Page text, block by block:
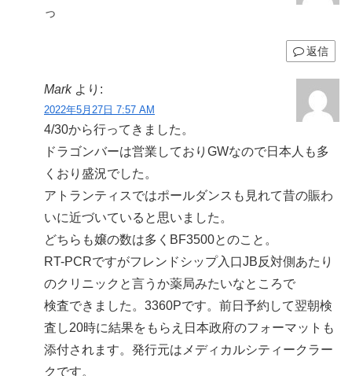
っ
返信
Mark より:
2022年5月27日 7:57 AM
4/30から行ってきました。
ドラゴンバーは営業しておりGWなので日本人も多
くおり盛況でした。
アトランティスではポールダンスも見れて昔の賑わ
いに近づいていると思いました。
どちらも嬢の数は多くBF3500とのこと。
RT-PCRですがフレンドシップ入口JB反対側あたり
のクリニックと言うか薬局みたいなところで
検査できました。3360Pです。前日予約して翌朝検
査し20時に結果をもらえ日本政府のフォーマットも
添付されます。発行元はメディカルシティークラー
クです。